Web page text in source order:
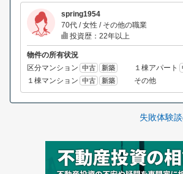
spring1954
70代 / 女性 / その他の職業
投資歴：22年以上
物件の所有状況
区分マンション 中古 新築 １棟アパート
１棟マンション 中古 新築 その他
失敗体験